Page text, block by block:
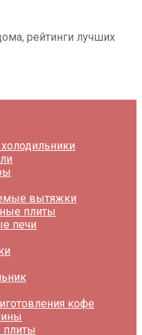
рейтинги лучших
вытяжки
плиты
печи
кофе
плиты